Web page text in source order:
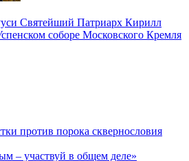
Святейший Патриарх Кирилл
соборе Московского Кремля
против порока сквернословия
– участвуй в общем деле»